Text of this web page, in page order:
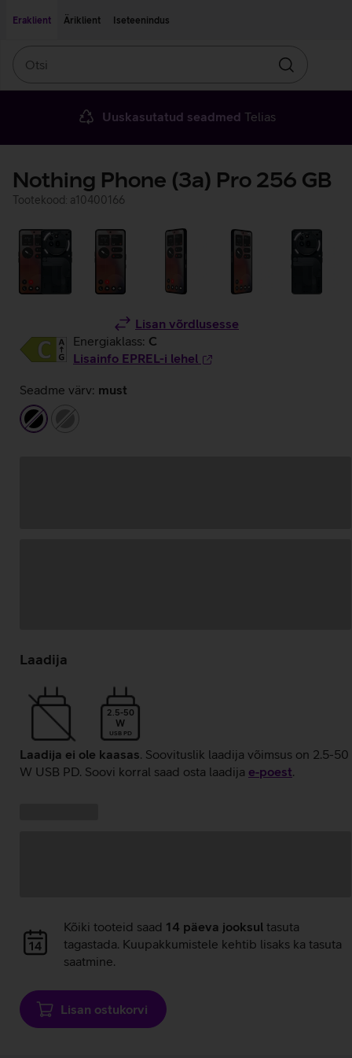
Eraklient
Äriklient Iseteenindus
Otsin
Uuskasutatud seadmed Telias
Nothing Phone (3a) Pro 256 GB
Tootekood: a10400166
Lisan võrdlusesse
Energiaklass: C
Lisainfo EPREL-i lehel
Seadme värv: must
must
hall
laadimine
Laadija
2.5-50
W
USB PD
Laadija ei ole kaasas. Soovituslik laadija võimsus on 2.5-50
W USB PD. Soovi korral saad osta laadija e‑poest.
Andmete
laadimine
Kõiki tooteid saad 14 päeva jooksul tasuta
tagastada. Kuupakkumistele kehtib lisaks ka tasuta
saatmine.
Lisan ostukorvi